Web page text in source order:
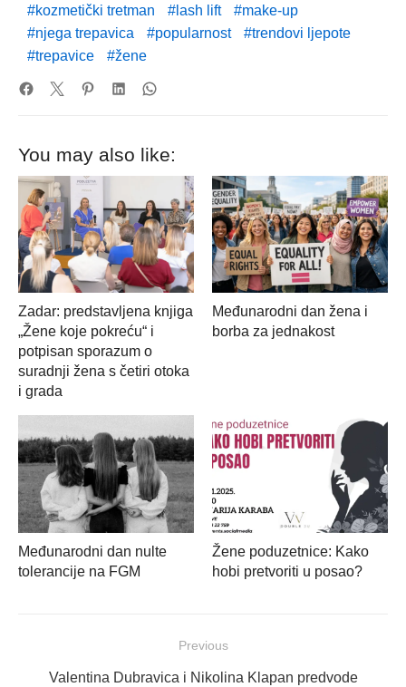
kozmetički tretman lash lift
make-up
njega trepavica
popularnost
trendovi ljepote
trepavice
žene
You may also like:
Zadar: predstavljena knjiga
„Žene koje pokreću“ i
potpisan sporazum o
suradnji žena s četiri otoka
i grada
Međunarodni dan žena i
borba za jednakost
Međunarodni dan nulte
tolerancije na FGM
Žene poduzetnice: Kako
hobi pretvoriti u posao?
objava
Previous
Previous
Valentina Dubravica i Nikolina Klapan predvode